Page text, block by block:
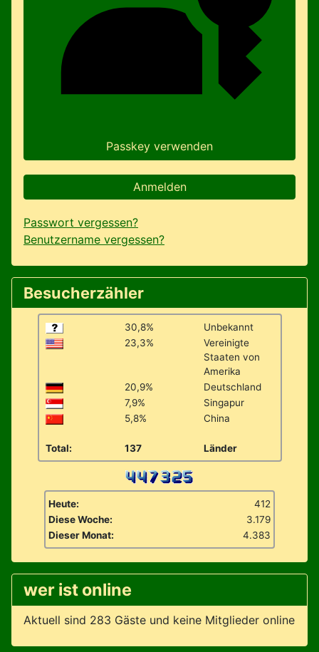
Passkey verwenden
Anmelden
Passwort vergessen?
Benutzername vergessen?
Besucherzähler
30,8%
Unbekannt
23,3%
Vereinigte
Staaten von
Amerika
20,9%
Deutschland
7,9%
Singapur
5,8%
China
Total: 137 Länder
Heute:
412
Diese Woche:
3.179
Dieser Monat:
4.383
wer ist online
Aktuell sind 283 Gäste und keine Mitglieder online